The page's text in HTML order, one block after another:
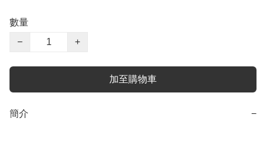
數量
−
+
加至購物車
簡介 −